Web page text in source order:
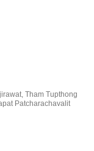
,Tham Tupthong
Patcharachavalit